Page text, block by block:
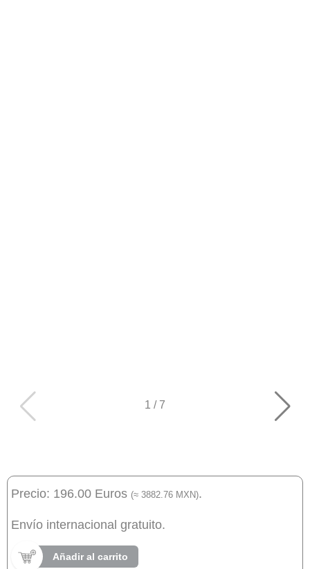
1 / 7
Precio: 196.00 Euros (≈ 3882.76 MXN).
Envío internacional gratuito.
Añadir al carrito